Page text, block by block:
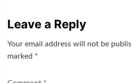
Leave a Reply
Your email address will not be
marked *